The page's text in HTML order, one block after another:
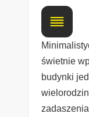
świetnie
budynki